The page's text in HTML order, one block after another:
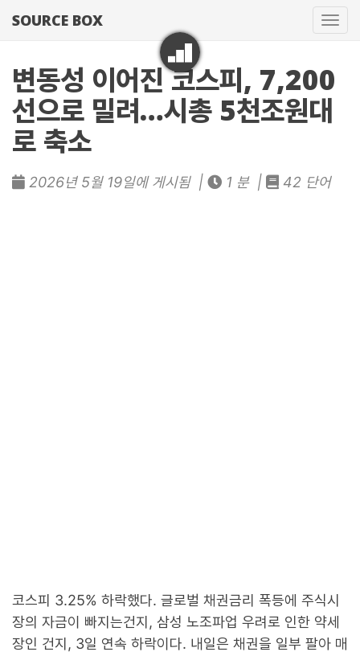
네
이
션
토
SOURCE BOX
변동성 이어진 코스피, 7,200
선으로 밀려…시총 5천조원대
로 축소
2026년 5월 19일에 게시됨 | 1 분 | 42 단어
코스피 3.25% 하락했다. 글로벌 채권금리 폭등에 주식시
장의 자금이 빠지는건지, 삼성 노조파업 우려로 인한 약세
장인 건지, 3일 연속 하락이다. 내일은 채권을 일부 팔아 매